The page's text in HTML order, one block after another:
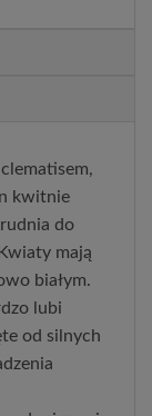
kwitnie
do
mają
białym.
lubi
od silnych